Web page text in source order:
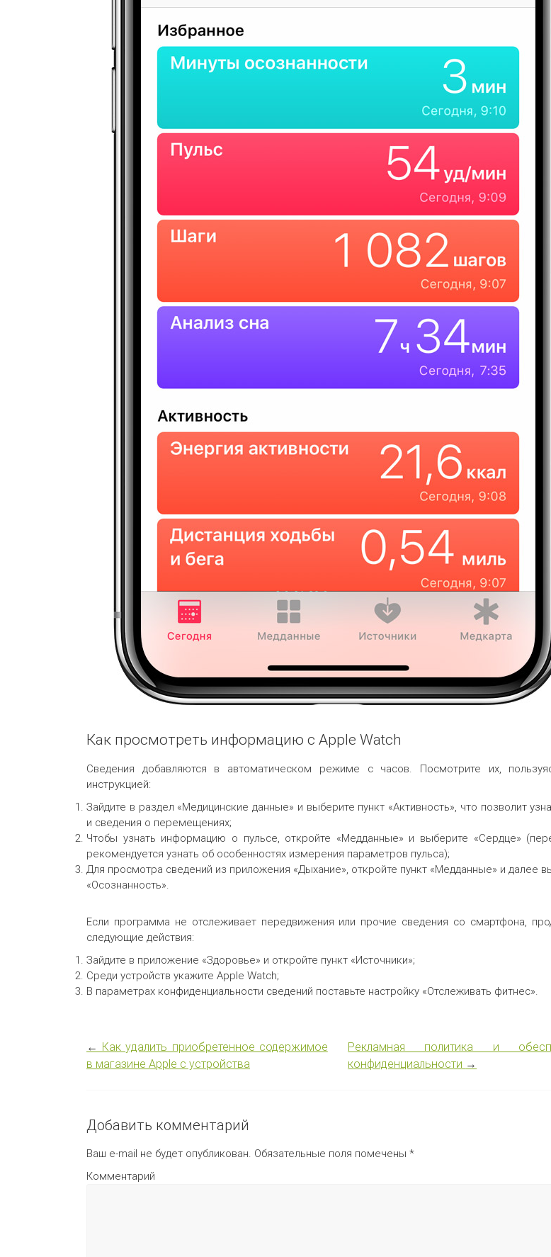
Как просмотреть информацию с Apple Watch
Сведения добавляются в автоматическом режиме с часов. Посмотрите их,
инструкцией:
Зайдите в раздел «Медицинские данные» и выберите пункт «Активность», что позволит
и сведения о перемещениях;
Чтобы узнать информацию о пульсе, откройте «Медданные» и выберите «Сердце»
рекомендуется узнать об особенностях измерения параметров пульса);
Для просмотра сведений из приложения «Дыхание», откройте пункт «Медданные» и далее
«Осознанность».
Если программа не отслеживает передвижения или прочие сведения со смартфона,
следующие действия:
Зайдите в приложение «Здоровье» и откройте пункт «Источники»;
Среди устройств укажите Apple Watch;
В параметрах конфиденциальности сведений поставьте настройку «Отслеживать фитнес».
← Как удалить приобретенное содержимое
в магазине Apple с устройства
Рекламная политика и
конфиденциальности →
Добавить комментарий
Ваш e-mail не будет опубликован. Обязательные поля помечены *
Комментарий